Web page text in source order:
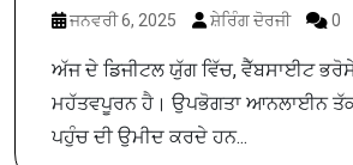
ਜਨਵਰੀ 6, 2025 ਸ਼ੇਰਿੰਗ ਦੋਰਜੀ 0
ਅੱਜ ਦੇ ਡਿਜੀਟਲ ਯੁੱਗ ਵਿੱਚ, ਵੈੱਬਸਾਈਟ
ਮਹੱਤਵਪੂਰਨ ਹੈ। ਉਪਭੋਗਤਾ ਆਨਲਾਈਨ ਤੱਕ
ਪਹੁੰਚ ਦੀ ਉਮੀਦ ਕਰਦੇ ਹਨ...